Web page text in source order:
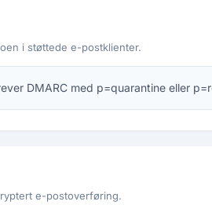
i støttede e-postklienter.
DMARC med p=quarantine eller
e-postoverføring.